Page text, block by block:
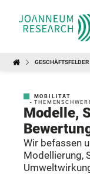
GESCHÄFTSFELDER
MOBILITÄT
-
Modelle,
Wir befassen
Modellierung,